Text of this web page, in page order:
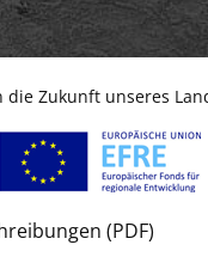
Zukunft unseres
(PDF)